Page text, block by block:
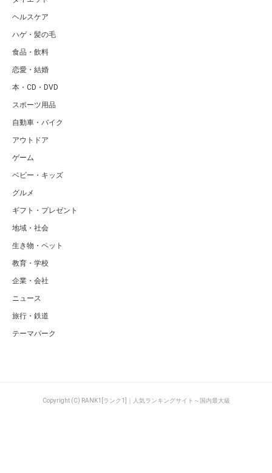
ヘルスケア
ハゲ・髪の毛
食品・飲料
恋愛・結婚
本・CD・DVD
スポーツ用品
自動車・バイク
アウトドア
ゲーム
ベビー・キッズ
グルメ
ギフト・プレゼント
地域・社会
生き物・ペット
教育・学校
企業・会社
ニュース
旅行・鉄道
テーマパーク
Copyright (C) RANK1[ランク1]｜人気ランキングサイト～国内最大級